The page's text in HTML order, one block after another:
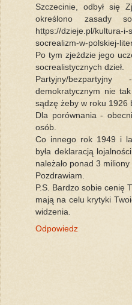
Szczecinie, odbył się
określono zasady
https://dzieje.pl/kultura-
socrealizm-w-polskiej-
Po tym zjeździe jego
socrealistycznych dzieł.
Partyjny/
demokratycznym nie
sądzę żeby w roku 1926
Dla porównania -
osób.
Co innego rok 1949 i
była deklaracją
należało ponad 3 miliony
Pozdrawiam.
P.S. Bardzo sobie cenię
mają na celu krytyki
widzenia.
Odpowiedz